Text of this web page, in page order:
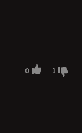
0 1